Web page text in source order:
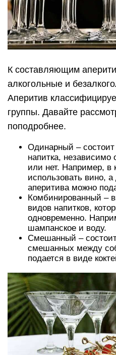
К составляющим
алкогольные и
Аперитив
группы. Давайте
поподробнее.
Одинарный – состоит
напитка, независимо
или нет. Например, в
использовать вино, а
аперитива можно
Комбинированный –
видов напитков,
одновременно.
шампанское и воду.
Смешанный –
смешанных между
подается в виде